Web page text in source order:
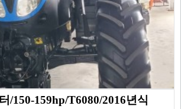
/150-159hp/T6080/2016년식